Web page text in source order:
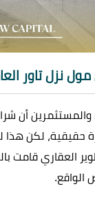
نزل تاور
والمستثمرين أن
حقيقية، لكن
العقاري قامت
الواقع.